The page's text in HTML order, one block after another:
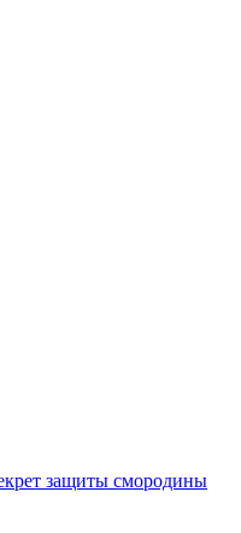
защиты смородины